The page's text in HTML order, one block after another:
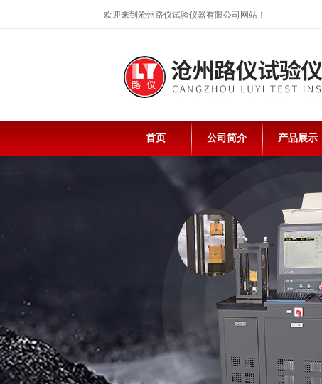
欢迎来到沧州路仪试验仪器有限公司网站！
首页 公司简介 产品展示